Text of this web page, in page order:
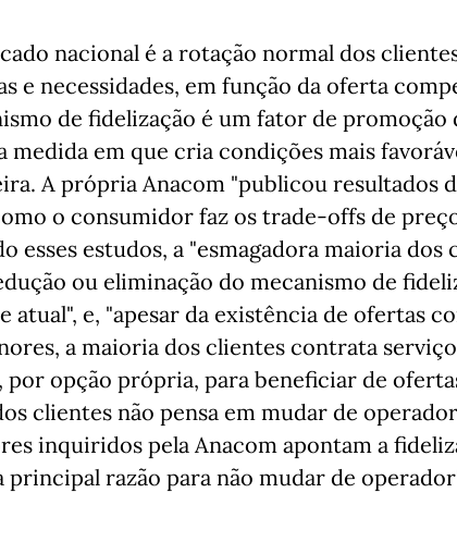
nacional é a rotação normal dos
e necessidades, em função da oferta
de fidelização é um fator de promoção
medida em que cria condições mais
A própria Anacom "publicou resultados
o consumidor faz os trade-offs de
esses estudos, a "esmagadora maioria dos
ou eliminação do mecanismo de
atual", e, "apesar da existência de ofertas
a maioria dos clientes contrata
por opção própria, para beneficiar de
clientes não pensa em mudar de
inquiridos pela Anacom apontam a
principal razão para não mudar de